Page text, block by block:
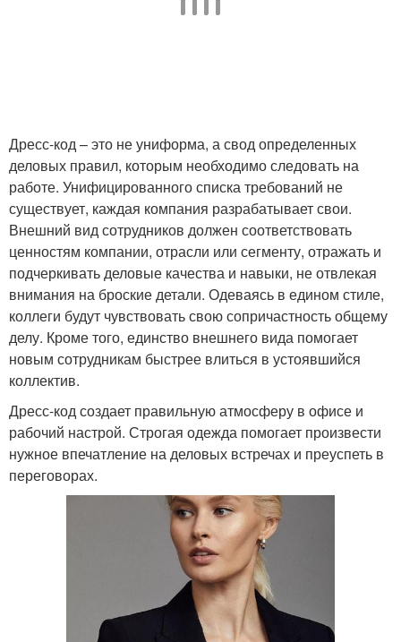
Дресс-код – это не униформа, а свод определенных
деловых правил, которым необходимо следовать на
работе. Унифицированного списка требований не
существует, каждая компания разрабатывает свои.
Внешний вид сотрудников должен соответствовать
ценностям компании, отрасли или сегменту, отражать и
подчеркивать деловые качества и навыки, не отвлекая
внимания на броские детали. Одеваясь в едином стиле,
коллеги будут чувствовать свою сопричастность общему
делу. Кроме того, единство внешнего вида помогает
новым сотрудникам быстрее влиться в устоявшийся
коллектив.
Дресс-код создает правильную атмосферу в офисе и
рабочий настрой. Строгая одежда помогает произвести
нужное впечатление на деловых встречах и преуспеть в
переговорах.